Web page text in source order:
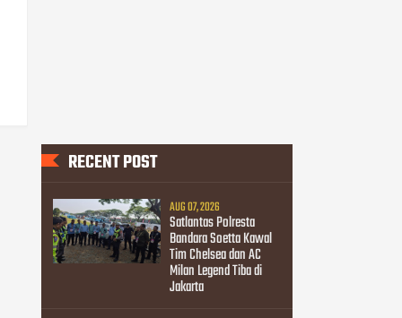
RECENT POST
AUG 07, 2026
Satlantas Polresta
Bandara Soetta Kawal
Tim Chelsea dan AC
Milan Legend Tiba di
Jakarta